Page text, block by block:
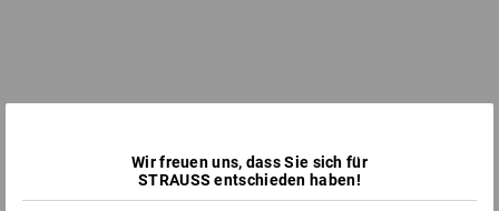
Wir freuen uns, dass Sie sich für
STRAUSS entschieden haben!